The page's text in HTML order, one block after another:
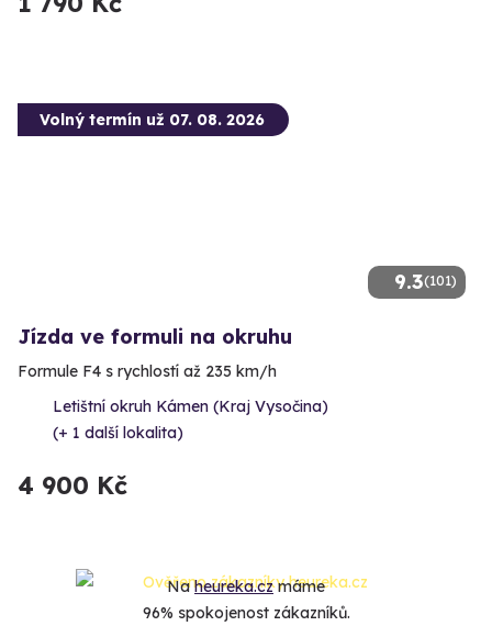
9.3(101)
Volný termín už 07. 08. 2026
Jízda ve formuli na okruhu
Formule F4 s rychlostí až 235 km/h
Letištní okruh Kámen (Kraj Vysočina)
(+ 1 další lokalita)
4 900 Kč
Naheureka.czmáme
96% spokojenost zákazníků.